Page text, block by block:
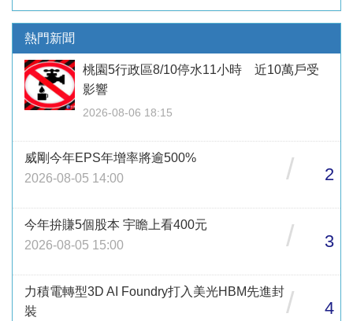
熱門新聞
桃園5行政區8/10停水11小時 近10萬戶受
影響
2026-08-06 18:15
威剛今年EPS年增率將逾500%
2026-08-05 14:00
/ 2
今年拚賺5個股本 宇瞻上看400元
2026-08-05 15:00
/ 3
力積電轉型3D AI Foundry打入美光HBM先進封
裝
/ 4